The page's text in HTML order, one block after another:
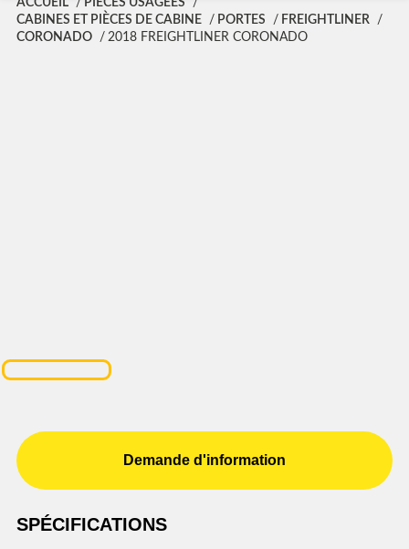
ACCUEIL
PIÈCES USAGÉES
CABINES ET PIÈCES DE CABINE
PORTES
FREIGHTLINER
CORONADO
2018 FREIGHTLINER CORONADO
Demande d'information
SPÉCIFICATIONS